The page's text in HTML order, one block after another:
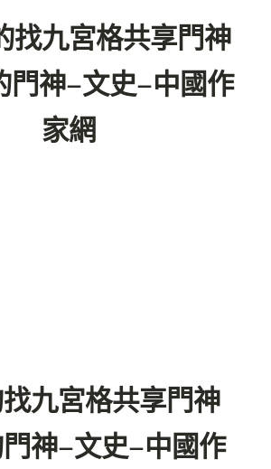
找九宮格共享門神
門神–文史–中國作
家網
九宮格共享門神
神–文史–中國作